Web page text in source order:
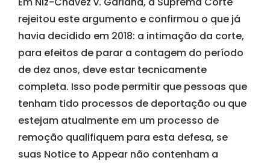
rejeitou este argumento e confirmou o que já
havia decidido em 2018: a intimação da corte,
para efeitos de parar a contagem do período
de dez anos, deve estar tecnicamente
completa. Isso pode permitir que pessoas que
tenham tido processos de deportação ou que
estejam atualmente em um processo de
remoção qualifiquem para esta defesa, se
suas Notice to Appear não contenham a